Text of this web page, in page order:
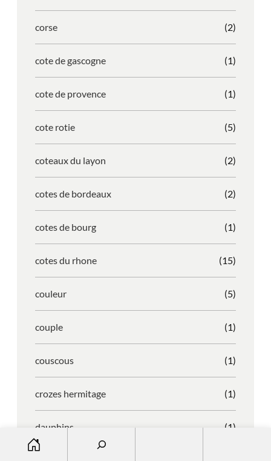
corse (2)
cote de gascogne (1)
cote de provence (1)
cote rotie (5)
coteaux du layon (2)
cotes de bordeaux (2)
cotes de bourg (1)
cotes du rhone (15)
couleur (5)
couple (1)
couscous (1)
crozes hermitage (1)
dauphins (1)